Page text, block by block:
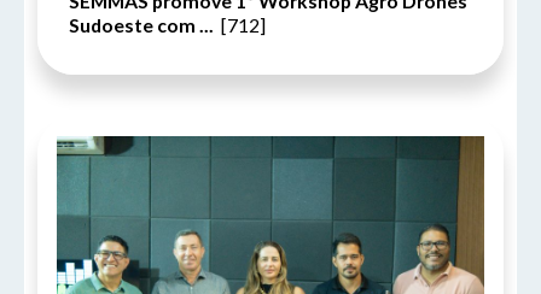
Sudoeste com ...
[712]